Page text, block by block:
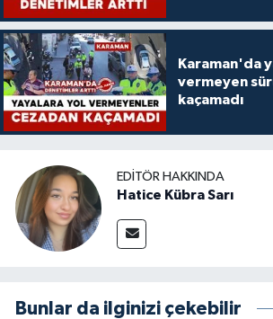
Karaman'da
vermeyen
kaçamadı
EDITÖR HAKKINDA
Hatice Kübra Sarı
Bunlar da ilginizi çekebilir